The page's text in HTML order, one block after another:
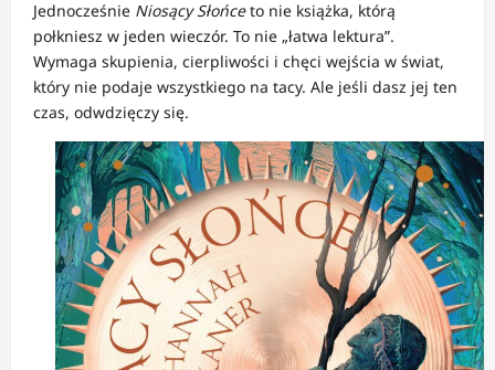
Jednocześnie Niosący Słońceto nie książka, którą
połkniesz w jeden wieczór. To nie „łatwa lektura”.
Wymaga skupienia, cierpliwości i chęci wejścia w świat,
który nie podaje wszystkiego na tacy. Ale jeśli dasz jej ten
czas, odwdzięczy się.